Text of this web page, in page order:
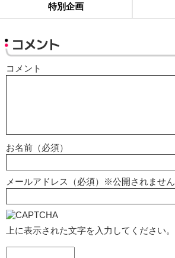
特別企画
コメント
コメント
お名前（必須）
メールアドレス（必須）※公開されません
上に表示された文字を入力してください。